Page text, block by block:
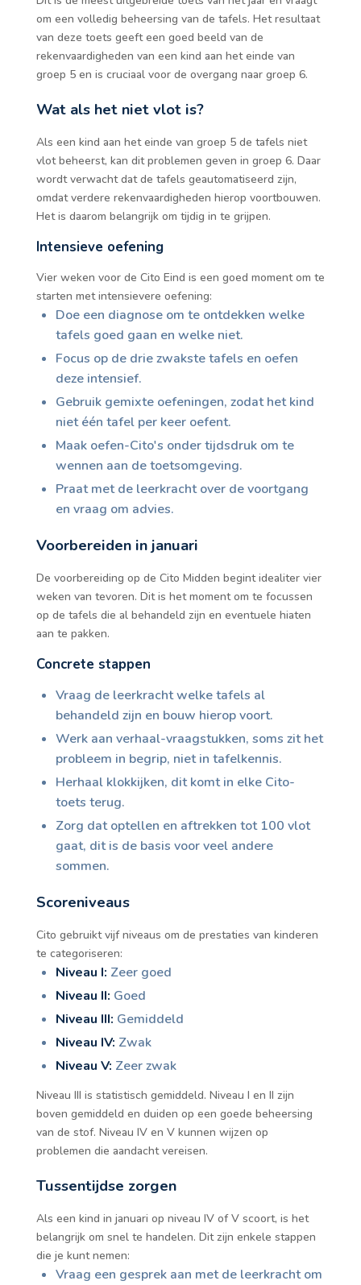
om een volledig beheersing van de tafels. Het resultaat
van deze toets geeft een goed beeld van de
rekenvaardigheden van een kind aan het einde van
groep 5 en is cruciaal voor de overgang naar groep 6.
Wat als het niet vlot is?
Als een kind aan het einde van groep 5 de tafels niet
vlot beheerst, kan dit problemen geven in groep 6. Daar
wordt verwacht dat de tafels geautomatiseerd zijn,
omdat verdere rekenvaardigheden hierop voortbouwen.
Het is daarom belangrijk om tijdig in te grijpen.
Intensieve oefening
Vier weken voor de Cito Eind is een goed moment om te
starten met intensievere oefening:
Doe een diagnose om te ontdekken welke
tafels goed gaan en welke niet.
Focus op de drie zwakste tafels en oefen
deze intensief.
Gebruik gemixte oefeningen, zodat het kind
niet één tafel per keer oefent.
Maak oefen-Cito's onder tijdsdruk om te
wennen aan de toetsomgeving.
Praat met de leerkracht over de voortgang
en vraag om advies.
Voorbereiden in januari
De voorbereiding op de Cito Midden begint idealiter vier
weken van tevoren. Dit is het moment om te focussen
op de tafels die al behandeld zijn en eventuele hiaten
aan te pakken.
Concrete stappen
Vraag de leerkracht welke tafels al
behandeld zijn en bouw hierop voort.
Werk aan verhaal-vraagstukken, soms zit het
probleem in begrip, niet in tafelkennis.
Herhaal klokkijken, dit komt in elke Cito-
toets terug.
Zorg dat optellen en aftrekken tot 100 vlot
gaat, dit is de basis voor veel andere
sommen.
Scoreniveaus
Cito gebruikt vijf niveaus om de prestaties van kinderen
te categoriseren:
Niveau I: Zeer goed
Niveau II: Goed
Niveau III: Gemiddeld
Niveau IV: Zwak
Niveau V: Zeer zwak
Niveau III is statistisch gemiddeld. Niveau I en II zijn
boven gemiddeld en duiden op een goede beheersing
van de stof. Niveau IV en V kunnen wijzen op
problemen die aandacht vereisen.
Tussentijdse zorgen
Als een kind in januari op niveau IV of V scoort, is het
belangrijk om snel te handelen. Dit zijn enkele stappen
die je kunt nemen:
Vraag een gesprek aan met de leerkracht om